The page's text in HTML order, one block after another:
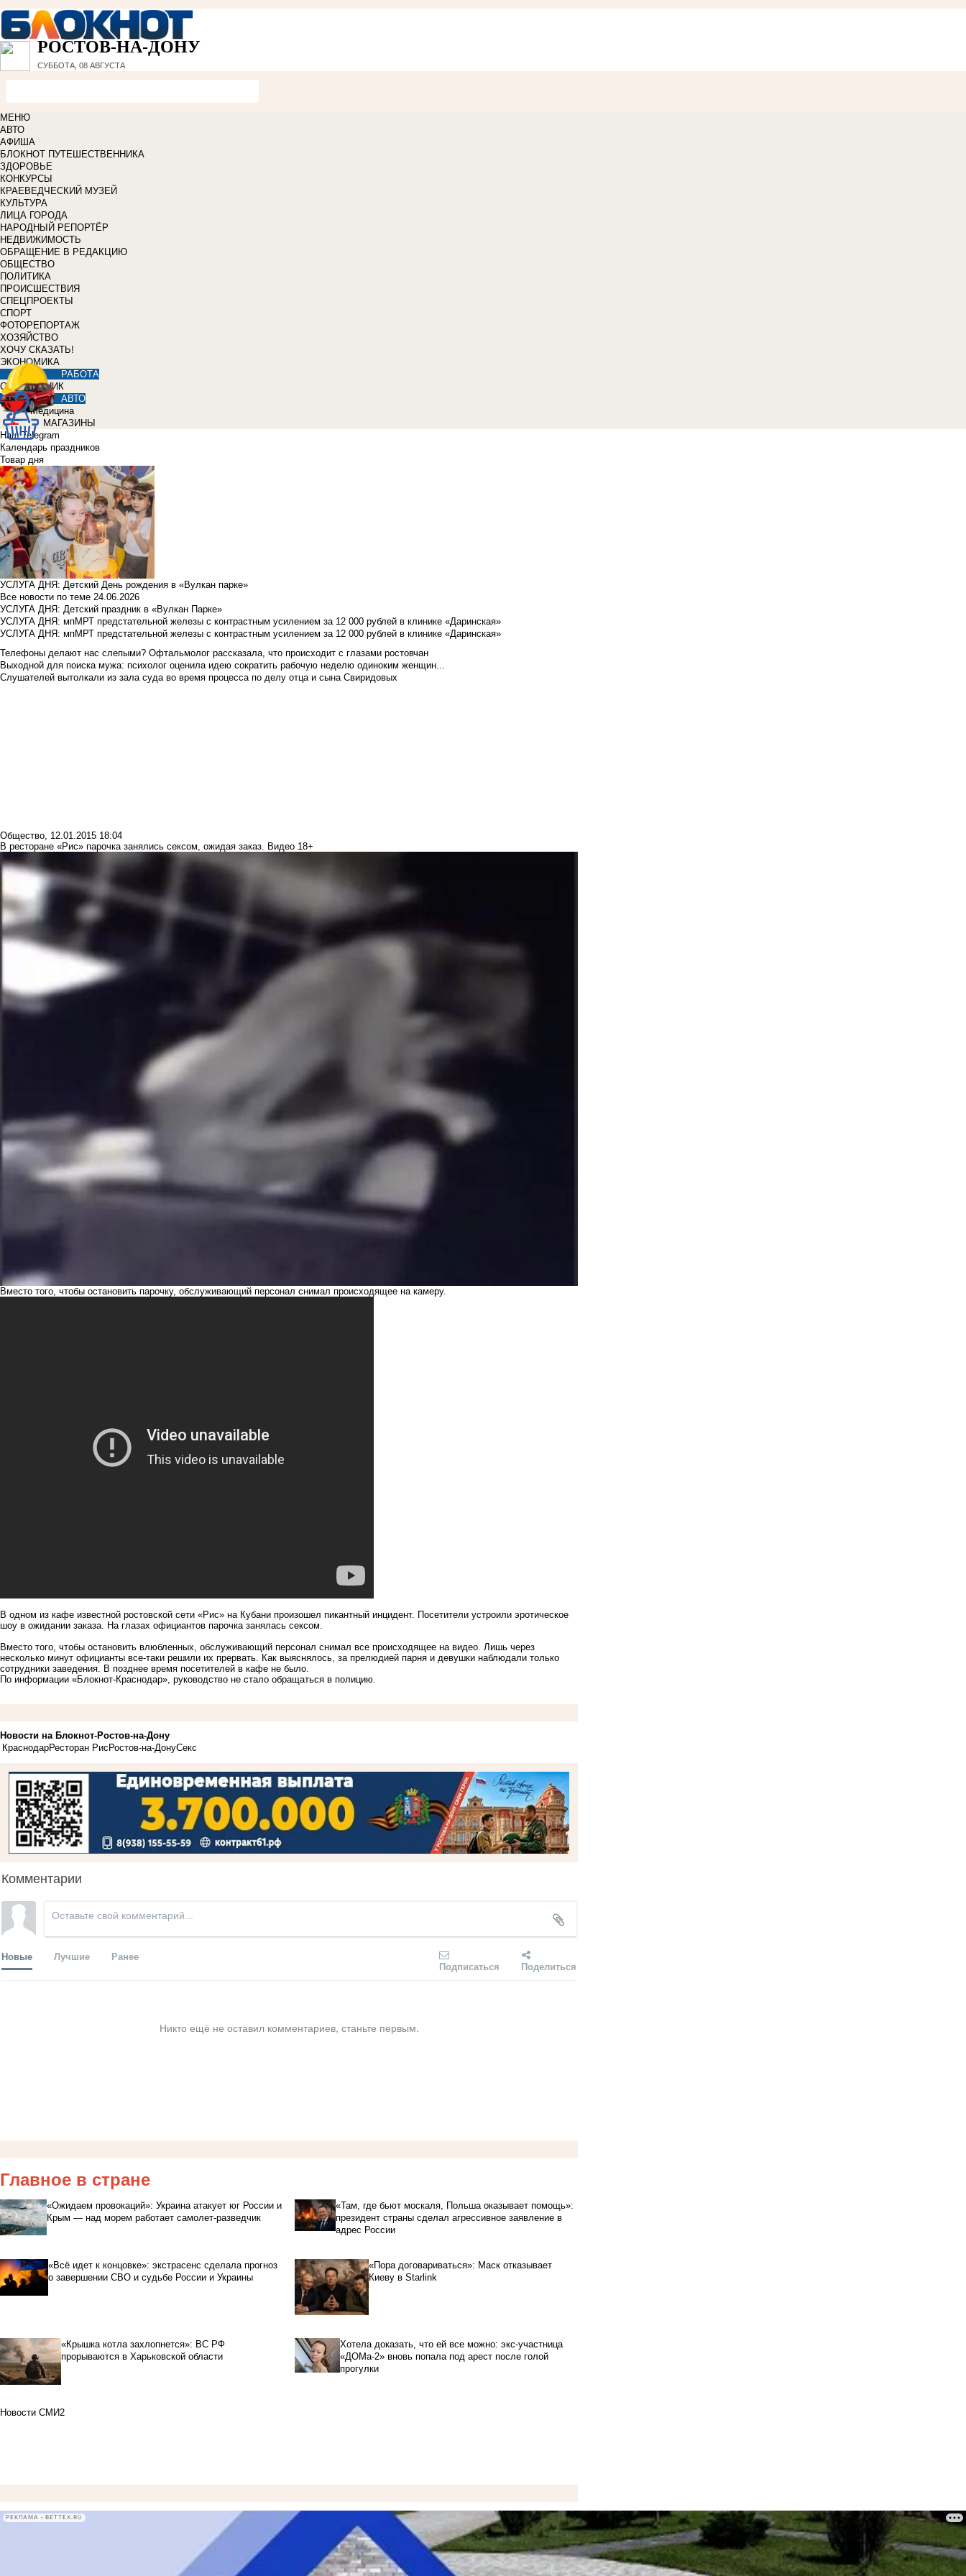
РОСТОВ-НА-ДОНУ
СУББОТА, 08 АВГУСТА
МЕНЮ
АВТО
АФИША
БЛОКНОТ ПУТЕШЕСТВЕННИКА
ЗДОРОВЬЕ
КОНКУРСЫ
КРАЕВЕДЧЕСКИЙ МУЗЕЙ
КУЛЬТУРА
ЛИЦА ГОРОДА
НАРОДНЫЙ РЕПОРТЁР
НЕДВИЖИМОСТЬ
ОБРАЩЕНИЕ В РЕДАКЦИЮ
ОБЩЕСТВО
ПОЛИТИКА
ПРОИСШЕСТВИЯ
СПЕЦПРОЕКТЫ
СПОРТ
ФОТОРЕПОРТАЖ
ХОЗЯЙСТВО
ХОЧУ СКАЗАТЬ!
ЭКОНОМИКА
РАБОТА
СПРАВОЧНИК
АВТО
Медицина
МАГАЗИНЫ
Наш Telegram
Календарь праздников
Товар дня
УСЛУГА ДНЯ: Детский День рождения в «Вулкан парке»
Все новости по теме 24.06.2026
УСЛУГА ДНЯ: Детский праздник в «Вулкан Парке»
УСЛУГА ДНЯ: мпМРТ предстательной железы с контрастным усилением за 12 000 рублей в клинике «Даринская»
УСЛУГА ДНЯ: мпМРТ предстательной железы с контрастным усилением за 12 000 рублей в клинике «Даринская»
Телефоны делают нас слепыми? Офтальмолог рассказала, что происходит с глазами ростовчан
Выходной для поиска мужа: психолог оценила идею сократить рабочую неделю одиноким женщин...
Слушателей вытолкали из зала суда во время процесса по делу отца и сына Свиридовых
Общество, 12.01.2015 18:04
В ресторане «Рис» парочка занялись сексом, ожидая заказ. Видео 18+
Вместо того, чтобы остановить парочку, обслуживающий персонал снимал происходящее на камеру.
В одном из кафе известной ростовской сети «Рис» на Кубани произошел пикантный инцидент. Посетители устроили эротическое
шоу в ожидании заказа. На глазах официантов парочка занялась сексом.
Вместо того, чтобы остановить влюбленных, обслуживающий персонал снимал все происходящее на видео. Лишь через
несколько минут официанты все-таки решили их прервать. Как выяснялось, за прелюдией парня и девушки наблюдали только
сотрудники заведения. В позднее время посетителей в кафе не было.
По информации «Блокнот-Краснодар» , руководство не стало обращаться в полицию.
Новости на Блoкнoт-Ростов-на-Дону
КраснодарРесторан Рис Ростов-на-ДонуСекс
Комментарии
Новые Лучшие Ранее
Подписаться Поделиться
Никто ещё не оставил комментариев, станьте первым.
Главное в стране
«Ожидаем провокаций»: Украина атакует юг России и
Крым — над морем работает самолет-разведчик
«Там, где бьют москаля, Польша оказывает помощь»:
президент страны сделал агрессивное заявление в
адрес России
«Всё идет к концовке»: экстрасенс сделала прогноз
о завершении СВО и судьбе России и Украины
«Пора договариваться»: Маск отказывает
Киеву в Starlink
«Крышка котла захлопнется»: ВС РФ
прорываются в Харьковской области
Хотела доказать, что ей все можно: экс-участница
«ДОМа-2» вновь попала под арест после голой
прогулки
Новости СМИ2
РЕКЛАМА • BETTEX.RU